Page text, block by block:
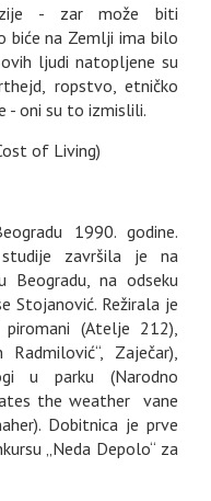
- zar može biti
biće na Zemlji ima bilo
ljudi natopljene su
ropstvo, etničko
- oni su to izmislili.
of Living)
1990. godine.
završila je na
Beogradu, na odseku
Stojanović. Režirala je
(Atelje 212),
Zaječar),
u parku (Narodno
the weather vane
Dobitnica je prve
„Neda Depolo“ za